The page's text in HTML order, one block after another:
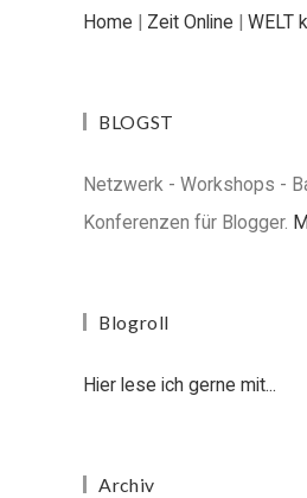
Home | Zeit Online | WELT
BLOGST
Netzwerk - Workshops -
Konferenzen für Blogger.
Blogroll
Hier lese ich gerne mit...
Archiv